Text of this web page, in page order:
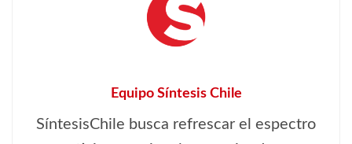
Equipo Síntesis Chile
SíntesisChile busca refrescar el espectro